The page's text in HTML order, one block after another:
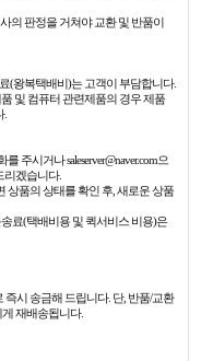
의 판정을 거쳐야 교환 및 반품이
(왕복택배비)는 고객이 부담합니다.
및 컴퓨터 관련제품의 경우 제품
.
주시거나 saleserver@naver.com으
리겠습니다.
상품의 상태를 확인 후, 새로운 상품
료(택배비용 및 퀵서비스 비용)은
시 송금해 드립니다. 단, 반품/교환
재배송됩니다.